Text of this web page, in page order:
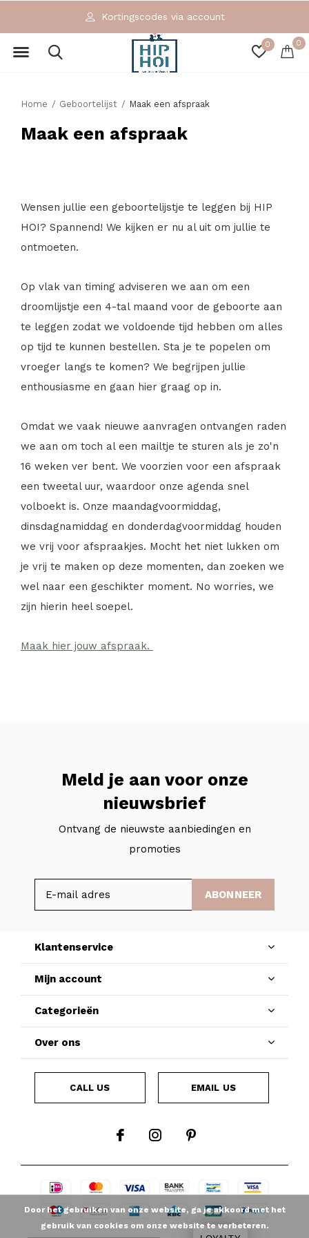
0 0
Kortingscodes via account
Home Geboortelijst Maak een afspraak
Maak een afspraak
Wensen jullie een geboortelijstje te leggen bij HIP
HOI? Spannend! We kijken er nu al uit om jullie te
ontmoeten.
Op vlak van timing adviseren we aan om een
droomlijstje een 4-tal maand voor de geboorte aan
te leggen zodat we voldoende tijd hebben om alles
op tijd te kunnen bestellen. Sta je te popelen om
vroeger langs te komen? We begrijpen jullie
enthousiasme en gaan hier graag op in.
Omdat we vaak nieuwe aanvragen ontvangen raden
we aan om toch al een mailtje te sturen als je zo'n
16 weken ver bent. We voorzien voor een afspraak
een tweetal uur, waardoor onze agenda snel
volboekt is. Onze maandagvoormiddag,
dinsdagnamiddag en donderdagvoormiddag houden
we vrij voor afspraakjes. Mocht het niet lukken om
je vrij te maken op deze momenten, dan zoeken we
wel naar een geschikter moment. No worries, we
zijn hierin heel soepel.
Maak hier jouw afspraak.
Meld je aan voor onze
nieuwsbrief
Ontvang de nieuwste aanbiedingen en
promoties
ABONNEER
Klantenservice
Mijn account
Categorieën
Over ons
CALL US EMAIL US
Door het gebruiken van onze website, ga je akkoord met het
gebruik van cookies om onze website te verbeteren.